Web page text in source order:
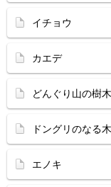
イチョウ
カエデ
どんぐり山の樹木
ドングリのなる
エノキ